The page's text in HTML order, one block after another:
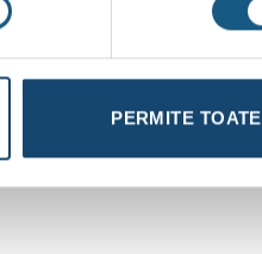
PERMITE TOATE